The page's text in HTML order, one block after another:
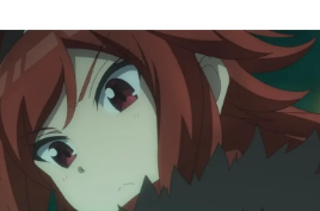
トレンド 無料マンガ
声優記事一覧